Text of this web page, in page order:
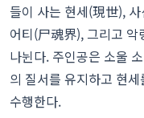
들이 사는 현세(現世),
어티(尸魂界), 그리고
나뉜다. 주인공은 소울
의 질서를 유지하고 현
수행한다.